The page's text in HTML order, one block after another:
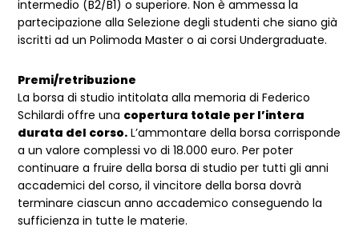
intermedio (B2/B1) o superiore. Non è ammessa la
partecipazione alla Selezione degli studenti che siano già
iscritti ad un Polimoda Master o ai corsi Undergraduate.
Premi/retribuzione
La borsa di studio intitolata alla memoria di Federico
Schilardi offre una copertura totale per l’intera
durata del corso. L’ammontare della borsa corrisponde
a un valore complessi vo di 18.000 euro. Per poter
continuare a fruire della borsa di studio per tutti gli anni
accademici del corso, il vincitore della borsa dovrà
terminare ciascun anno accademico conseguendo la
sufficienza in tutte le materie.